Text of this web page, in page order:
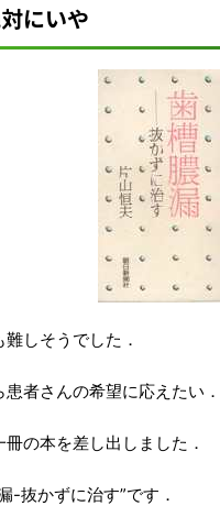
にいや
しそうでした．
者さんの希望に応えたい．
の本を差し出しました．
-抜かずに治す”です．